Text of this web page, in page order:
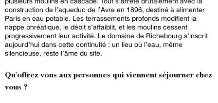
construction de l’aqueduc de l’Avre en 1896, destiné à alimenter
Paris en eau potable. Les terrassements profonds modifient la
nappe phréatique, le débit s’affaiblit, et les moulins cessent
progressivement leur activité. Le domaine de Richebourg s’inscrit
aujourd’hui dans cette continuité : un lieu où l’eau, même
silencieuse, reste l’âme du site.
Qu'offrez vous aux personnes qui viennent séjourner chez
vous ?